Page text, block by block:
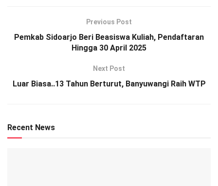
Previous Post
Pemkab Sidoarjo Beri Beasiswa Kuliah, Pendaftaran
Hingga 30 April 2025
Next Post
Luar Biasa..13 Tahun Berturut, Banyuwangi Raih WTP
Recent News